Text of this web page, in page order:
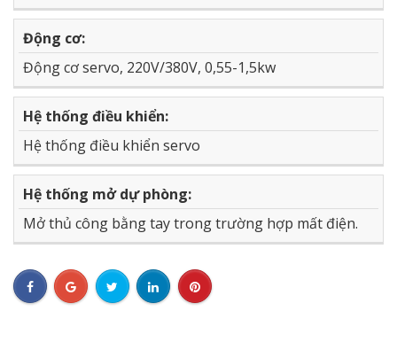
Động cơ:
Động cơ servo, 220V/380V, 0,55-1,5kw
Hệ thống điều khiển:
Hệ thống điều khiển servo
Hệ thống mở dự phòng:
Mở thủ công bằng tay trong trường hợp mất điện.